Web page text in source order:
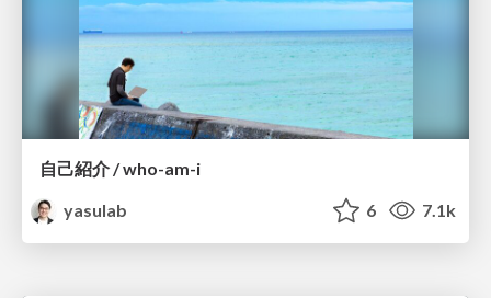
自己紹介 / who-am-i
yasulab
6 7.1k